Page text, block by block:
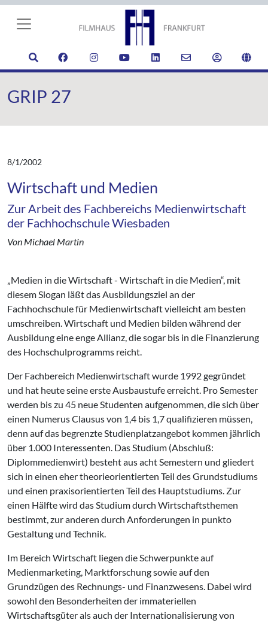
GRIP 27
8/1/2002
Wirtschaft und Medien
Zur Arbeit des Fachbereichs Medienwirtschaft
der Fachhochschule Wiesbaden
Von Michael Martin
„Medien in die Wirtschaft - Wirtschaft in die Medien“, mit
diesem Slogan läßt das Ausbildungsziel an der
Fachhochschule für Medienwirtschaft vielleicht am besten
umschreiben. Wirtschaft und Medien bilden während der
Ausbildung eine enge Allianz, die sogar bis in die Finanzierung
des Hochschulprogramms reicht.
Der Fachbereich Medienwirtschaft wurde 1992 gegründet
und hat heute seine erste Ausbaustufe erreicht. Pro Semester
werden bis zu 45 neue Studenten aufgenommen, die sich über
einen Numerus Clausus von 1,4 bis 1,7 qualifizieren müssen,
denn auf das begrenzte Studienplatzangebot kommen jährlich
über 1.000 Interessenten. Das Studium (Abschluß:
Diplommedienwirt) besteht aus acht Semestern und gliedert
sich in einen eher theorieorientierten Teil des Grundstudiums
und einen praxisorientierten Teil des Hauptstudiums. Zur
einen Hälfte wird das Studium durch Wirtschaftsthemen
bestimmt, zur anderen durch Anforderungen in punkto
Gestaltung und Technik.
Im Bereich Wirtschaft liegen die Schwerpunkte auf
Medienmarketing, Marktforschung sowie auf den
Grundzügen des Rechnungs- und Finanzwesens. Dabei wird
sowohl den Besonderheiten der immateriellen
Wirtschaftsgüter als auch der Internationalisierung von